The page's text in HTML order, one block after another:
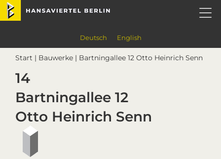
Skip
Skip
Skip
Skip
Deutsch English
Start | Bauwerke | Bartningallee 12 Otto Heinrich Senn
14
Bartningallee 12
Otto Heinrich Senn